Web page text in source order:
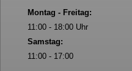
Montag - Freitag:
11:00 - 18:00 Uhr
Samstag:
11:00 - 17:00